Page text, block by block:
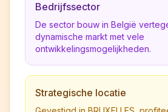
Bedrijfssector
De sector bouw in België
dynamische markt met vele
ontwikkelingsmogelijkheden.
Strategische locatie